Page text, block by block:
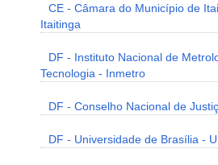
CE - Câmara do Município de
Itaitinga
DF - Instituto Nacional de
Tecnologia - Inmetro
DF - Conselho Nacional de
DF - Universidade de Brasília -